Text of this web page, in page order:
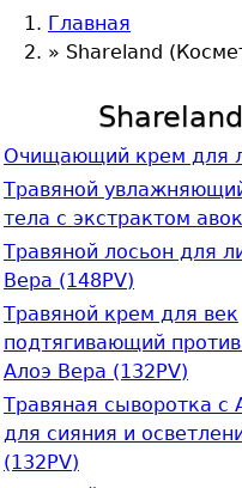
Вы здесь
Главная
» Shareland
Очищающий крем для
Травяной
тела с экстрактом
Травяной лосьон для
Вера (148PV)
Травяной крем для век
подтягивающий
Алоэ Вера (132PV)
Травяная сыворотка с
для сияния и
(132PV)